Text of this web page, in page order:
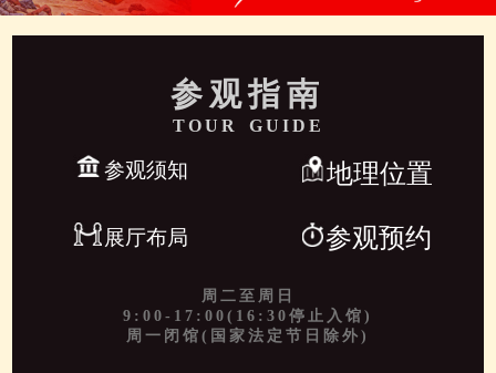
参观指南
TOUR GUIDE
参观须知 地理位置
展厅布局 参观预约
周二至周日
9:00-17:00(16:30停止入馆)
周一闭馆(国家法定节日除外)